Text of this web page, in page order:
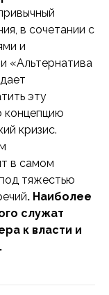
в сочетании с
и
«Альтернатива
эту
концепцию
кризис.
в самом
тяжестью
. Наиболее
служат
к власти и